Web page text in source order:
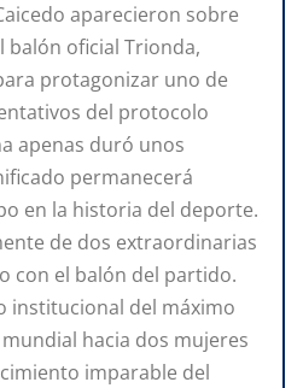
aparecieron sobre
balón oficial Trionda,
protagonizar uno de
del protocolo
apenas duró unos
permanecerá
en la historia del deporte.
de dos extraordinarias
con el balón del partido.
institucional del máximo
hacia dos mujeres
imparable del